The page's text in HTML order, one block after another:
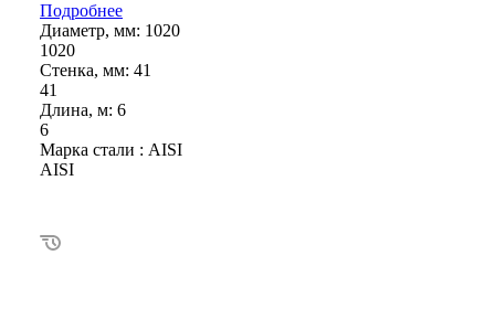
Подробнее
Диаметр, мм: 1020
1020
Стенка, мм: 41
41
Длина, м: 6
6
Марка стали : AISI
AISI